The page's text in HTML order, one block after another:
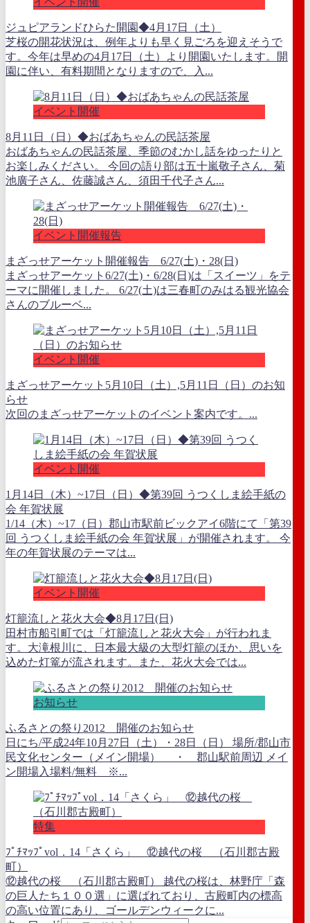
ジュピアランドひらた開園◆4月17日（土）
芝桜の開花状況は、例年よりも早く見ごろを迎えそうで
す。今年は早めの4月17日（土）より開園いたします。開
園に伴い、有料期間となりますので、入...
イベント開催
8月11日（日）◆おばあちゃんの民話茶屋
おばあちゃんの民話茶屋、季節のむかし話をゆったりと
お楽しみください。 今回の語り部は五十嵐敬子さん、菊
池廣子さん、佐藤誠さん、須田千代子さん...
イベント開催報告
まざっせアーケット開催報告 6/27(土)・28(日)
まざっせアーケット6/27(土)・6/28(日)は「スイーツ」をテ
ーマに開催しました。 6/27(土)は三春町のみはる観光協会
さんのブルーベ...
イベント開催
まざっせアーケット5月10日（土）,5月11日（日）のお知
らせ
次回のまざっせアーケットのイベント案内です。...
イベント開催
1月14日（木）~17日（日）◆第39回 うつくしま絵手紙の
会 年賀状展
1/14（木）~17（日）郡山市駅前ビックアイ6階にて「第39
回 うつくしま絵手紙の会 年賀状展」が開催されます。 今
年の年賀状展のテーマは...
イベント開催
灯籠流しと花火大会◆8月17日(日)
田村市船引町では「灯籠流しと花火大会」が行われま
す。大滝根川に、日本最大級の大型灯籠のほか、思いを
込めた灯篭が流されます。また、花火大会では...
お知らせ
ふるさとの祭り2012 開催のお知らせ
日にち/平成24年10月27日（土）・28日（日） 場所/郡山市
民文化センター（メイン開場） ・ 郡山駅前周辺 メイ
ン開場入場料/無料 ※...
特集
ﾌﾟﾁﾏｯﾌﾟvol．14「さくら」 ⑫越代の桜 （石川郡古殿
町）
⑫越代の桜 （石川郡古殿町） 越代の桜は、林野庁「森
の巨人たち１００選」に選ばれており、古殿町内の標高
の高い位置にあり、ゴールデンウィークに...